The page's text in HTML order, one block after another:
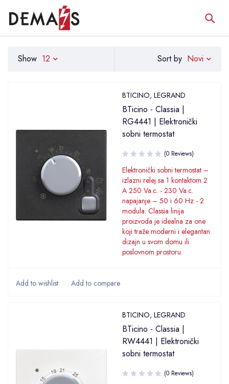
Sort by Novi
Show 12
BTICINO, LEGRAND
BTicino - Classia |
RG4441 | Elektronički
sobni termostat
(0 Reviews)
Elektronički sobni termostat –
izlazni relej sa 1 kontaktom 2
A 250 Va.c. - 230 Va.c.
napajanje – 50 i 60 Hz - 2
modula. Classia linija
proizvoda je idealna za one
koji traže moderni i elegantan
dizajn u svom domu ili
poslovnom prostoru.
BTICINO, LEGRAND
BTicino - Classia |
RW4441 | Elektronički
sobni termostat
(0 Reviews)